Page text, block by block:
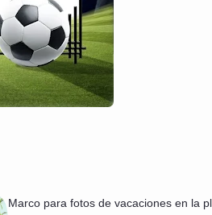
Marco para fotos de vacaciones en la